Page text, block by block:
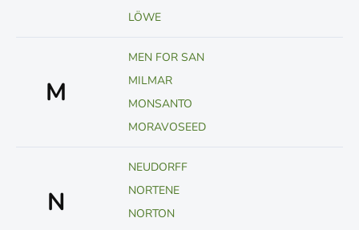
LÖWE
M
MEN FOR SAN
MILMAR
MONSANTO
MORAVOSEED
N
NEUDORFF
NORTENE
NORTON